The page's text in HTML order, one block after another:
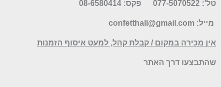
טל': 077-5070522
מייל: confetthall@gmail.com
אין מכירה במקום / קבלת קהל, למעט איסוף הזמנות
שהתבצעו דרך האתר